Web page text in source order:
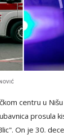
centru u
prosula
On je 30.